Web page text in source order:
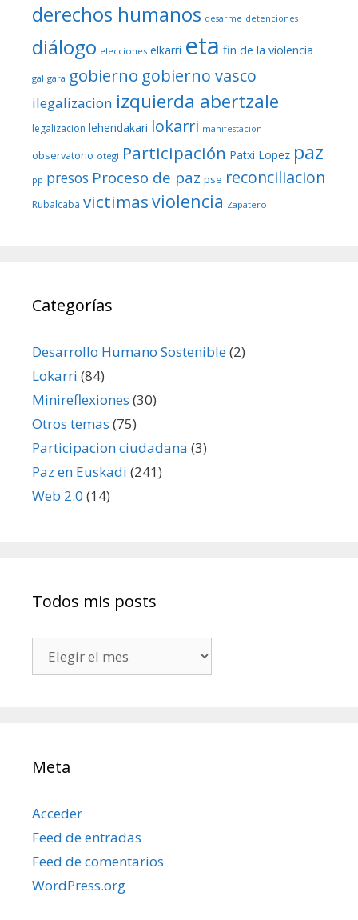
derechos humanos desarme detenciones
diálogo elecciones elkarri eta fin de la violencia
gal gara gobierno gobierno vasco
ilegalizacion izquierda abertzale
legalizacion lehendakari lokarri manifestacion
observatorio otegi Participación Patxi Lopez paz
pp presos Proceso de paz pse reconciliacion
Rubalcaba victimasviolencia Zapatero
Categorías
Desarrollo Humano Sostenible(2)
Lokarri (84)
Minireflexiones (30)
Otros temas (75)
Participacion ciudadana (3)
Paz en Euskadi (241)
Web 2.0 (14)
Todos mis posts
mis
Meta
Acceder
Feed de entradas
Feed de comentarios
WordPress.org